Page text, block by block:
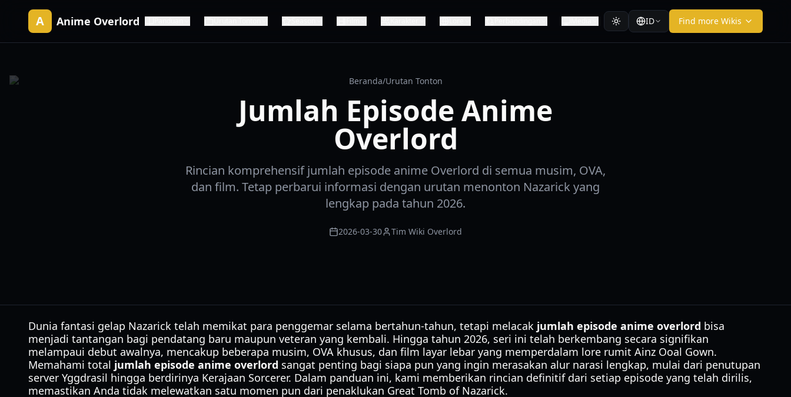
A Anime Overlord ID Find more Wikis
Beranda/Urutan Tonton
Jumlah Episode Anime
Overlord
Rincian komprehensif jumlah episode anime Overlord di semua musim, OVA,
dan film. Tetap perbarui informasi dengan urutan menonton Nazarick yang
lengkap pada tahun 2026.
2026-03-30 Tim Wiki Overlord
Dunia fantasi gelap Nazarick telah memikat para penggemar selama bertahun-tahun, tetapi melacak jumlah episode anime overlord bisa
menjadi tantangan bagi pendatang baru maupun veteran yang kembali. Hingga tahun 2026, seri ini telah berkembang secara signifikan
melampaui debut awalnya, mencakup beberapa musim, OVA khusus, dan film layar lebar yang memperdalam lore rumit Ainz Ooal Gown.
Memahami total jumlah episode anime overlord sangat penting bagi siapa pun yang ingin merasakan alur narasi lengkap, mulai dari penutupan
server Yggdrasil hingga berdirinya Kerajaan Sorcerer. Dalam panduan ini, kami memberikan rincian definitif dari setiap episode yang telah dirilis,
memastikan Anda tidak melewatkan satu momen pun dari penaklukan Great Tomb of Nazarick.